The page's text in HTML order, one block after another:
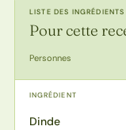
LISTE DES INGRÉDIENTS
Pour cette
Personnes
INGRÉDIENT
Dinde